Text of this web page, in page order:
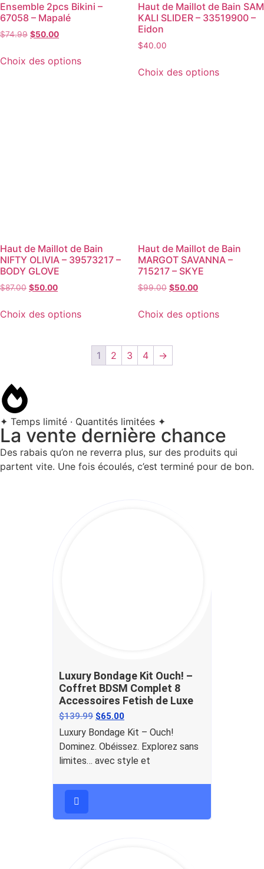
Ensemble 2pcs Bikini –
67058 – Mapalé
$74.99 $50.00
Choix des options
Haut de Maillot de Bain SAM
KALI SLIDER – 33519900 –
Eidon
$40.00
Choix des options
Haut de Maillot de Bain
NIFTY OLIVIA – 39573217 –
BODY GLOVE
$87.00 $50.00
Choix des options
Haut de Maillot de Bain
MARGOT SAVANNA –
715217 – SKYE
$99.00 $50.00
Choix des options
1 2 3 4 →
✦ Temps limité · Quantités limitées ✦
La vente dernière chance
Des rabais qu’on ne reverra plus, sur des produits qui
partent vite. Une fois écoulés, c’est terminé pour de bon.
Luxury Bondage Kit Ouch! –
Coffret BDSM Complet 8
Accessoires Fetish de Luxe
$139.99 $65.00
Luxury Bondage Kit – Ouch!
Dominez. Obéissez. Explorez sans
limites… avec style et